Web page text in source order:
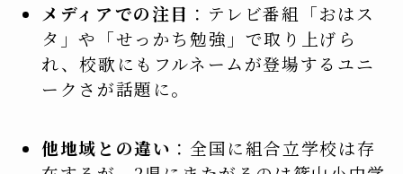
メディアでの注目 ：テレビ番組「おはス
タ」や「せっかち勉強」で取り上げら
れ、校歌にもフルネームが登場するユニ
ークさが話題に。
他地域との違い ：全国に組合立学校は存